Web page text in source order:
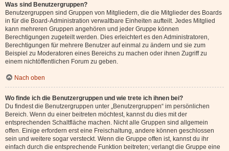
Was sind Benutzergruppen?
Benutzergruppen sind Gruppen von Mitgliedern, die die Mitglieder des Boards
in für die Board-Administration verwaltbare Einheiten aufteilt. Jedes Mitglied
kann mehreren Gruppen angehören und jeder Gruppe können
Berechtigungen zugeteilt werden. Dies erleichtert es den Administratoren,
Berechtigungen für mehrere Benutzer auf einmal zu ändern und sie zum
Beispiel zu Moderatoren eines Bereichs zu machen oder ihnen Zugriff zu
einem nichtöffentlichen Forum zu geben.
Nach oben
Wo finde ich die Benutzergruppen und wie trete ich ihnen bei?
Du findest die Benutzergruppen unter „Benutzergruppen“ im persönlichen
Bereich. Wenn du einer beitreten möchtest, kannst du dies mit der
entsprechenden Schaltfläche machen. Nicht alle Gruppen sind allgemein
offen. Einige erfordern erst eine Freischaltung, andere können geschlossen
sein und weitere sogar versteckt. Wenn die Gruppe offen ist, kannst du ihr
einfach durch die entsprechende Funktion beitreten; verlangt die Gruppe eine